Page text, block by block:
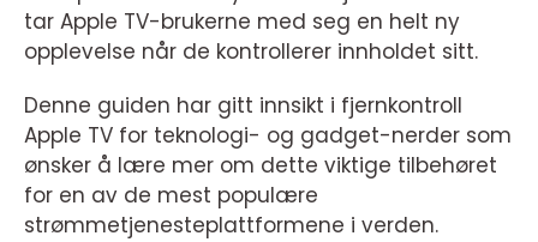
tar Apple TV-brukerne med seg en helt ny
opplevelse når de kontrollerer innholdet sitt.
Denne guiden har gitt innsikt i fjernkontroll
Apple TV for teknologi- og gadget-nerder som
ønsker å lære mer om dette viktige tilbehøret
for en av de mest populære
strømmetjenesteplattformene i verden.